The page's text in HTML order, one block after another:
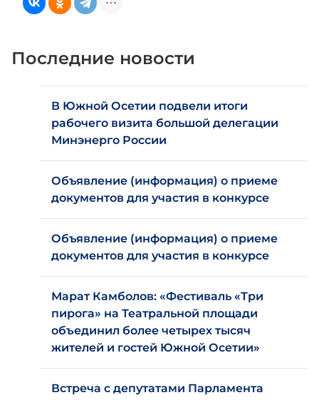
Последние новости
В Южной Осетии подвели итоги
рабочего визита большой делегации
Минэнерго России
Объявление (информация) о приеме
документов для участия в конкурсе
Объявление (информация) о приеме
документов для участия в конкурсе
Марат Камболов: «Фестиваль «Три
пирога» на Театральной площади
объединил более четырех тысяч
жителей и гостей Южной Осетии»
Встреча с депутатами Парламента